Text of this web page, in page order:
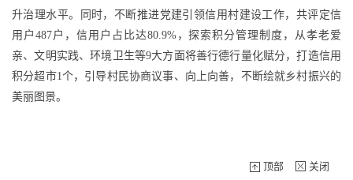
升治理水平。同时，不断推进党建引领信用村建设工作，共评定信
用户487户，信用户占比达80.9%，探索积分管理制度，从孝老爱
亲、文明实践、环境卫生等9大方面将善行德行量化赋分，打造信用
积分超市1个，引导村民协商议事、向上向善，不断绘就乡村振兴的
美丽图景。
顶部 关闭